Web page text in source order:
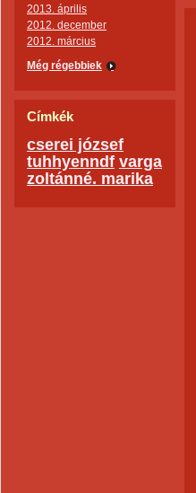
2013. április
2012. december
2012. március
Még régebbiek
Címkék
cserei józsef
tuhhyenndf varga
zoltánné. marika